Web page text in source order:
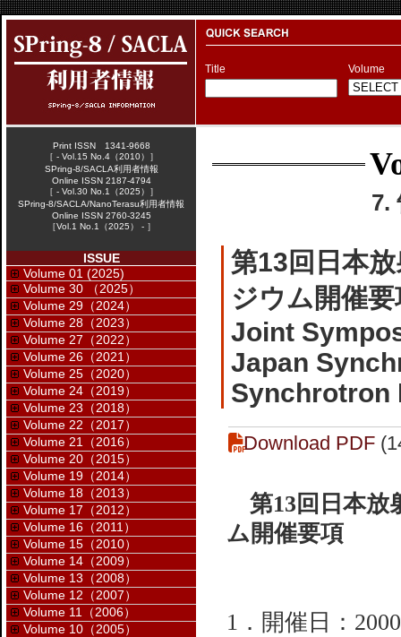
Title Volume
7.
第13回日本
ジウム開催要
Joint
Japan
Synchrotron
Download PDF
第13回日本放
ム開催要項
1．開催日：
Print ISSN 1341-9668
［ - Vol.15 No.4（2010）］
SPring-8/SACLA利用者情報
Online ISSN 2187-4794
［ - Vol.30 No.1（2025）］
SPring-8/SACLA/NanoTerasu利用者情報
Online ISSN 2760-3245
［Vol.1 No.1（2025） - ］
ISSUE
Volume 01 (2025)
Volume 30 （2025）
Volume 29（2024）
Volume 28（2023）
Volume 27（2022）
Volume 26（2021）
Volume 25（2020）
Volume 24（2019）
Volume 23（2018）
Volume 22（2017）
Volume 21（2016）
Volume 20（2015）
Volume 19（2014）
Volume 18（2013）
Volume 17（2012）
Volume 16（2011）
Volume 15（2010）
Volume 14（2009）
Volume 13（2008）
Volume 12（2007）
Volume 11（2006）
Volume 10（2005）